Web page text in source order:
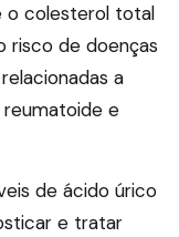
o colesterol total
risco de doenças
a
e
de ácido úrico
e tratar